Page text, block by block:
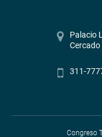
Palacio
Cercado
311-
Congreso